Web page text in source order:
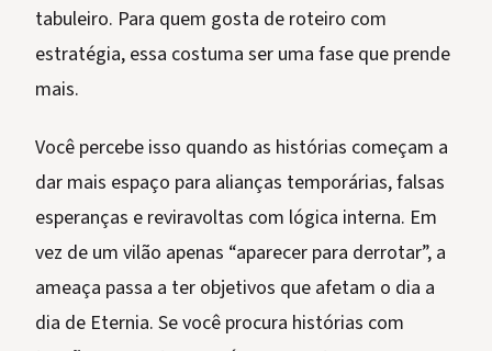
tabuleiro. Para quem gosta de roteiro com
estratégia, essa costuma ser uma fase que prende
mais.
Você percebe isso quando as histórias começam a
dar mais espaço para alianças temporárias, falsas
esperanças e reviravoltas com lógica interna. Em
vez de um vilão apenas “aparecer para derrotar”, a
ameaça passa a ter objetivos que afetam o dia a
dia de Eternia. Se você procura histórias com